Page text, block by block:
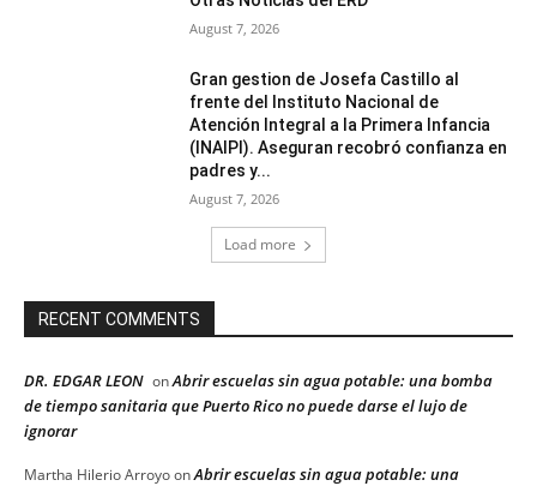
August 7, 2026
Gran gestion de Josefa Castillo al
frente del Instituto Nacional de
Atención Integral a la Primera Infancia
(INAIPI). Aseguran recobró confianza en
padres y...
August 7, 2026
Load more
RECENT COMMENTS
DR. EDGAR LEON onAbrir escuelas sin agua potable: una bomba
de tiempo sanitaria que Puerto Rico no puede darse el lujo de
ignorar
Martha Hilerio ArroyoonAbrir escuelas sin agua potable: una